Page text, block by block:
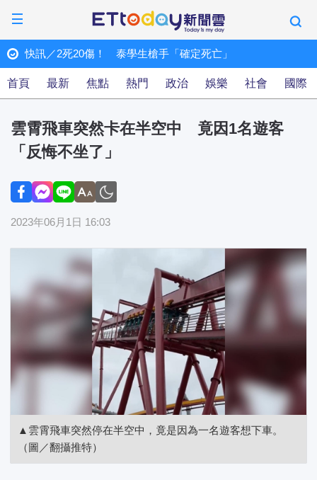
ET快訊
快訊／2死20傷！ 泰學生槍手「確定死亡」
首頁 最新 焦點 熱門 政治 娛樂 社會 國際
雲霄飛車突然卡在半空中 竟因1名遊客
「反悔不坐了」
2023年06月1日 16:03
▲雲霄飛車突然停在半空中，竟是因為一名遊客想下車。
（圖／翻攝推特）